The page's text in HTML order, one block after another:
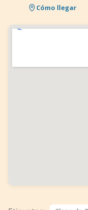
Cómo llegar